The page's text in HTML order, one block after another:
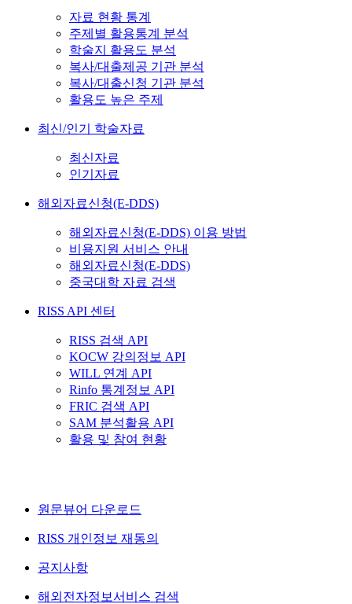
자료 현황 통계
주제별 활용통계 분석
학술지 활용도 분석
복사/대출제공 기관 분석
복사/대출신청 기관 분석
활용도 높은 주제
최신/인기 학술자료
최신자료
인기자료
해외자료신청(E-DDS)
해외자료신청(E-DDS) 이용 방법
비용지원 서비스 안내
해외자료신청(E-DDS)
중국대학 자료 검색
RISS API 센터
RISS 검색 API
KOCW 강의정보 API
WILL 연계 API
Rinfo 통계정보 API
FRIC 검색 API
SAM 분석활용 API
활용 및 참여 현황
원문뷰어 다운로드
RISS 개인정보 재동의
공지사항
해외전자정보서비스 검색